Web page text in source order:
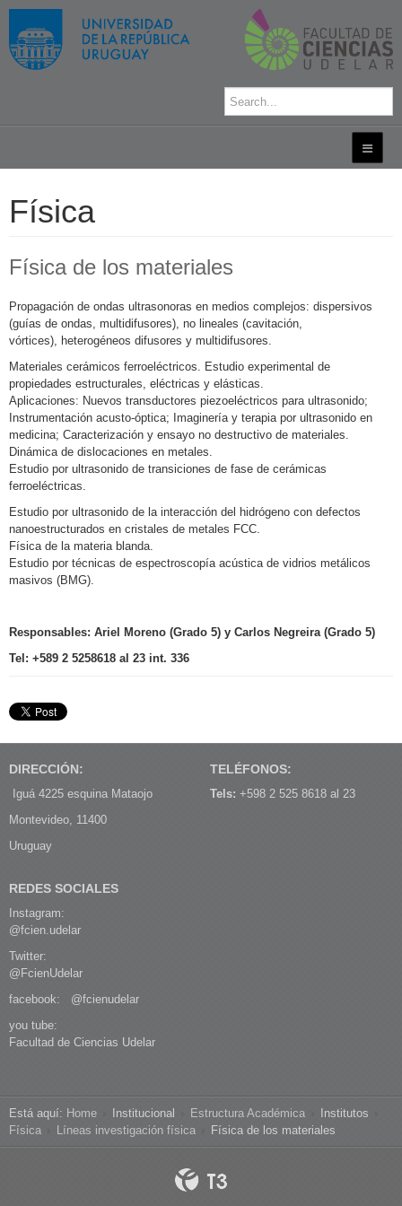
Física
Física de los materiales
Propagación de ondas ultrasonoras en medios complejos: dispersivos
(guías de ondas, multidifusores), no lineales (cavitación,
vórtices), heterogéneos difusores y multidifusores.
Materiales cerámicos ferroeléctricos. Estudio experimental de
propiedades estructurales, eléctricas y elásticas.
Aplicaciones: Nuevos transductores piezoeléctricos para ultrasonido;
Instrumentación acusto-óptica; Imaginería y terapia por ultrasonido en
medicina; Caracterización y ensayo no destructivo de materiales.
Dinámica de dislocaciones en metales.
Estudio por ultrasonido de transiciones de fase de cerámicas
ferroeléctricas.
Estudio por ultrasonido de la interacción del hidrógeno con defectos
nanoestructurados en cristales de metales FCC.
Física de la materia blanda.
Estudio por técnicas de espectroscopía acústica de vidrios metálicos
masivos (BMG).
Responsables: Ariel Moreno (Grado 5) y Carlos Negreira (Grado 5)
Tel: +589 2 5258618 al 23 int. 336
DIRECCIÓN:
Iguá 4225 esquina Mataojo
Montevideo, 11400
Uruguay
TELÉFONOS:
Tels: +598 2 525 8618 al 23
REDES SOCIALES
Instagram:
@fcien.udelar
Twitter:
@FcienUdelar
facebook: @fcienudelar
you tube:
Facultad de Ciencias Udelar
Está aquí: Home Institucional Estructura Académica
Institutos
Física
Líneas investigación física Física de los materiales